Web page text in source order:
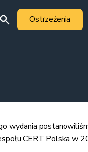
Ostrzeżenia
wydania
CERT Polska w